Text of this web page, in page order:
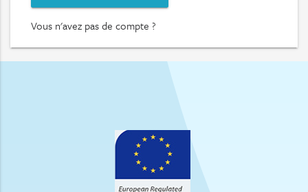
Vous n'avez pas de compte ?